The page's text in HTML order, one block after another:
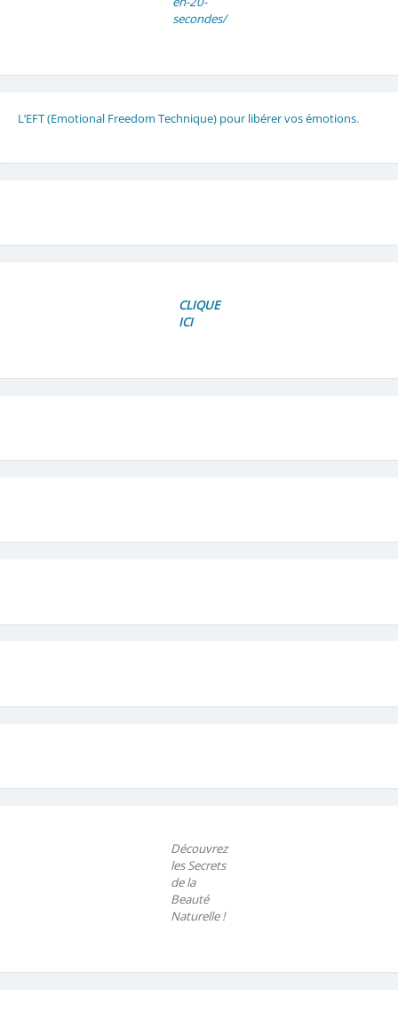
secondes/
L’EFT (Emotional Freedom Technique) pour libérer vos émotions.
CLIQUE
ICI
Découvrez
les Secrets
de la
Beauté
Naturelle !